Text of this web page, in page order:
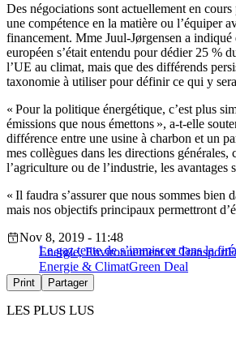
Des négociations sont actuellement en
une compétence en la matière ou l’équiper
financement. Mme Juul-Jørgensen a indiqué
européen s’était entendu pour dédier 25 %
l’UE au climat, mais que des différends
taxonomie à utiliser pour définir ce qui y
« Pour la politique énergétique, c’est plus
émissions que nous émettons », a-t-elle
différence entre une usine à charbon et un
mes collègues dans les directions générales,
l’agriculture ou de l’industrie, les avantages
« Il faudra s’assurer que nous sommes bien
mais nos objectifs principaux permettront
Le gaz tente de s’immiscer dans la
Nov 8, 2019 - 11:48
Energie, Environnement et Transport
Energie & ClimatGreen Deal
Print Partager
LES PLUS LUS